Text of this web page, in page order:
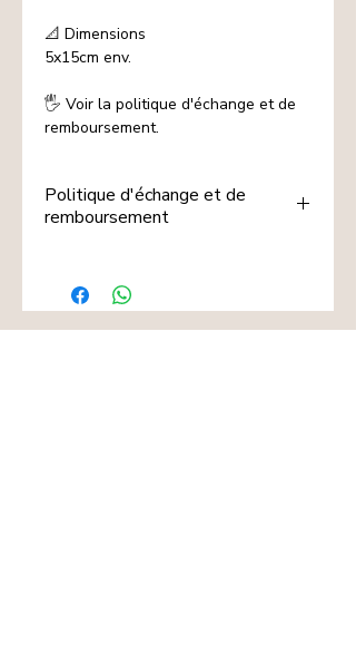
📐 Dimensions
5x15cm env.
🖐️ Voir la politique d'échange et de
remboursement.
Politique d'échange et de
remboursement
shop sont fabriqués à la demande ou
personnalisés selon les indications
remises.